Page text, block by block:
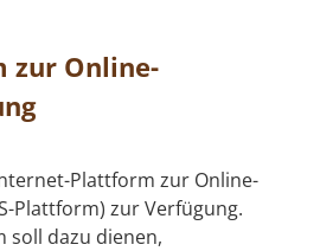
zur Online-
Plattform zur Online-
Plattform) zur Verfügung.
soll dazu dienen,